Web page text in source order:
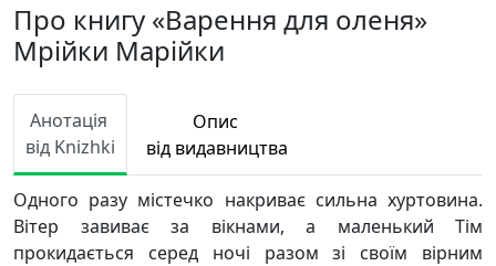
Про книгу «Варення для оленя»
Мрійки Марійки
Анотація
від Knizhki
Опис
від видавництва
Одного разу містечко накриває сильна хуртовина.
Вітер завиває за вікнами, а маленький Тім
прокидається серед ночі разом зі своїм вірним